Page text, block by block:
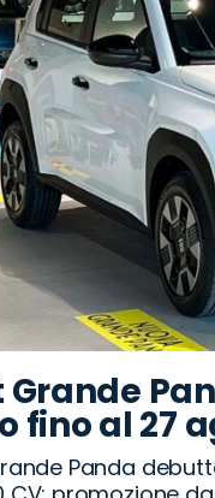
Grande
fino al 27
Panda